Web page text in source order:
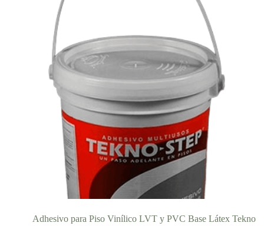
Adhesivo para Piso Vinílico LVT y PVC Base Látex Tekno